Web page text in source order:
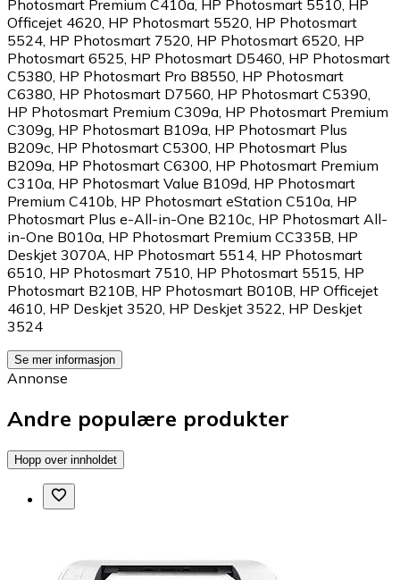
Photosmart Premium C410a, HP Photosmart 5510, HP
Officejet 4620, HP Photosmart 5520, HP Photosmart
5524, HP Photosmart 7520, HP Photosmart 6520, HP
Photosmart 6525, HP Photosmart D5460, HP Photosmart
C5380, HP Photosmart Pro B8550, HP Photosmart
C6380, HP Photosmart D7560, HP Photosmart C5390,
HP Photosmart Premium C309a, HP Photosmart Premium
C309g, HP Photosmart B109a, HP Photosmart Plus
B209c, HP Photosmart C5300, HP Photosmart Plus
B209a, HP Photosmart C6300, HP Photosmart Premium
C310a, HP Photosmart Value B109d, HP Photosmart
Premium C410b, HP Photosmart eStation C510a, HP
Photosmart Plus e-All-in-One B210c, HP Photosmart All-
in-One B010a, HP Photosmart Premium CC335B, HP
Deskjet 3070A, HP Photosmart 5514, HP Photosmart
6510, HP Photosmart 7510, HP Photosmart 5515, HP
Photosmart B210B, HP Photosmart B010B, HP Officejet
4610, HP Deskjet 3520, HP Deskjet 3522, HP Deskjet
3524
Se mer informasjon
Annonse
Andre populære produkter
Hopp over innholdet